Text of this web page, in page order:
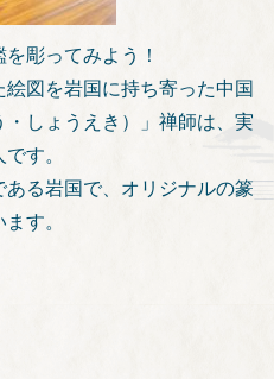
彫ってみよう！
図を岩国に持ち寄った中国
しょうえき）」禅師は、実
す。
る岩国で、オリジナルの篆
す。